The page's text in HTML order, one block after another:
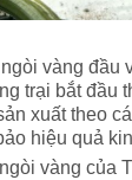
vàng đầu
trại bắt đầu
xuất theo
hiệu quả
vàng của